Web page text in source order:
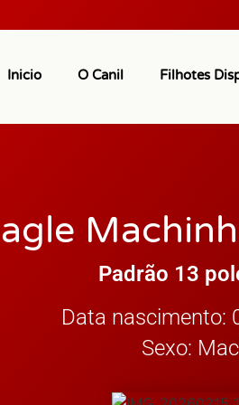
Inicio O Canil Filhotes
Padrão 13
Data nascimento:
Sexo: